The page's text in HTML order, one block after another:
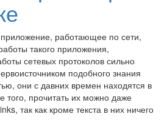
работающее по сети,
такого приложения,
сетевых протоколов сильно
подобного знания
они с давних времен находятся в
того, прочитать их можно даже
так как кроме текста в них ничего